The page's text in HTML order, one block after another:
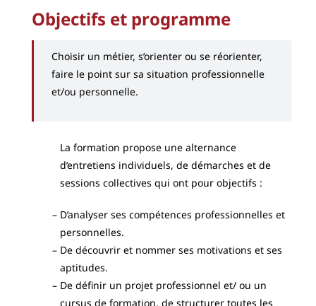
Objectifs et programme
Choisir un métier, s’orienter ou se réorienter,
faire le point sur sa situation professionnelle
et/ou personnelle.
La formation propose une alternance
d’entretiens individuels, de démarches et de
sessions collectives qui ont pour objectifs :
D’analyser ses compétences professionnelles et
personnelles.
De découvrir et nommer ses motivations et ses
aptitudes.
De définir un projet professionnel et/ ou un
cursus de formation, de structurer toutes les